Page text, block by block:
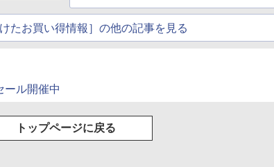
けたお買い得情報］の他の記事を見る
ール開催中
トップページに戻る